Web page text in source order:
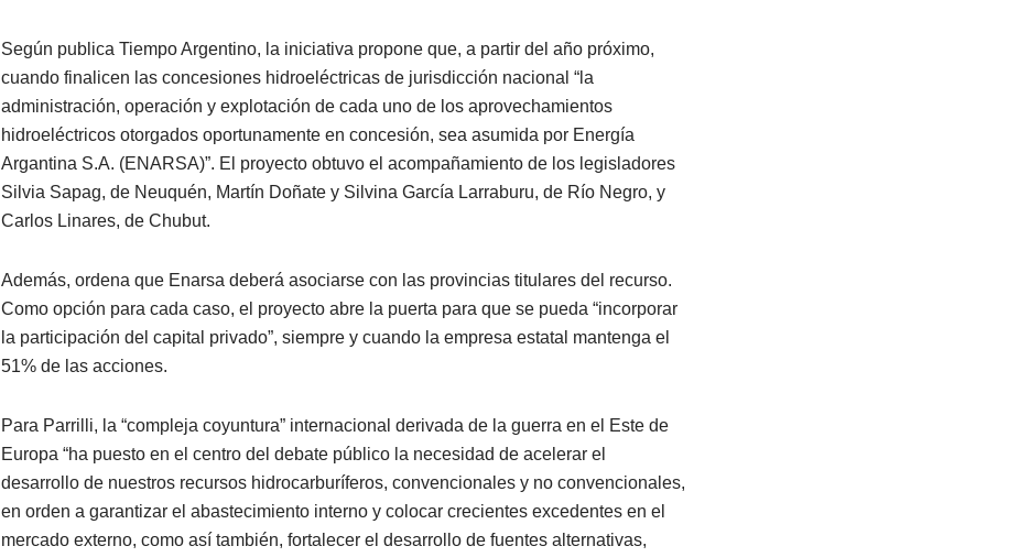
Según publica Tiempo Argentino, la iniciativa propone que, a partir del año próximo,
cuando finalicen las concesiones hidroeléctricas de jurisdicción nacional “la
administración, operación y explotación de cada uno de los aprovechamientos
hidroeléctricos otorgados oportunamente en concesión, sea asumida por Energía
Argantina S.A. (ENARSA)”. El proyecto obtuvo el acompañamiento de los legisladores
Silvia Sapag, de Neuquén, Martín Doñate y Silvina García Larraburu, de Río Negro, y
Carlos Linares, de Chubut.
Además, ordena que Enarsa deberá asociarse con las provincias titulares del recurso.
Como opción para cada caso, el proyecto abre la puerta para que se pueda “incorporar
la participación del capital privado”, siempre y cuando la empresa estatal mantenga el
51% de las acciones.
Para Parrilli, la “compleja coyuntura” internacional derivada de la guerra en el Este de
Europa “ha puesto en el centro del debate público la necesidad de acelerar el
desarrollo de nuestros recursos hidrocarburíferos, convencionales y no convencionales,
en orden a garantizar el abastecimiento interno y colocar crecientes excedentes en el
mercado externo, como así también, fortalecer el desarrollo de fuentes alternativas,